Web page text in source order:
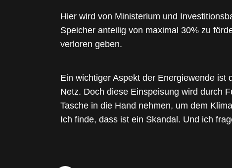
Hier wird von Ministerium und
Speicher anteilig von maximal 30% zu
verloren geben.
Ein wichtiger Aspekt der Energiewende
Netz. Doch diese Einspeisung wird durch
Tasche in die Hand nehmen, um dem
Ich finde, dass ist ein Skandal. Und ich